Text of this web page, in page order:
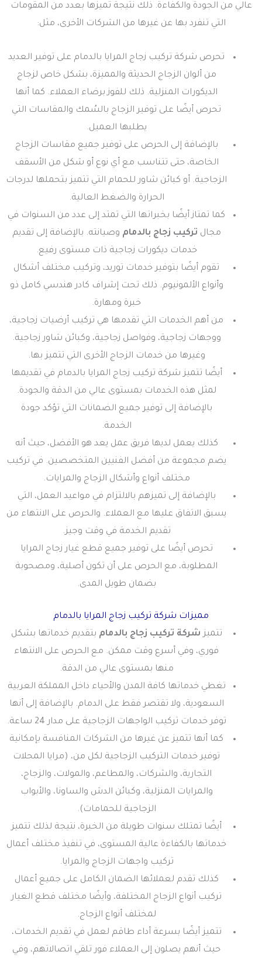
عالي من الجودة والكفاءة. ذلك نتيجة تميزها بعدد من المقومات
التي تنفرد بها عن غيرها من الشركات الأخرى، مثل:
تحرص شركة تركيب زجاج المرايا بالدمام على توفير العديد
من ألوان الزجاج الحديثة والمميزة، بشكل خاص لزجاج
الديكورات المنزلية. ذلك للفوز برضاء العملاء. كما أنها
تحرص أيضًا على توفير الزجاج بالسُمك والمقاسات التي
يطلبها العميل.
بالإضافة إلى الحرص على توفير جميع مقاسات الزجاج
الخاصة، حتى تتناسب مع أي نوع أو شكل من الأسقف
الزجاجية. أو كبائن شاور للحمام التي تتميز بتحملها لدرجات
الحرارة والضغط العالية.
كما تمتاز أيضًا بخبراتها التي تمتد إلى عدد من السنوات في
مجال تركيب زجاج بالدمام وصيانته. بالإضافة إلى تقديم
خدمات ديكورات زجاجية ذات مستوى رفيع.
تقوم أيضًا بتوفير خدمات توريد، وتركيب مختلف أشكال
وأنواع الألمونيوم. ذلك تحت إشراف كادر هندسي كامل ذو
خبرة ومهارة.
من أهم الخدمات التي تقدمها هي تركيب أرضيات زجاجية،
ووجهات زجاجية، وفواصل زجاجية، وكبائن شاور زجاجية.
وغيرها من خدمات الزجاج الأخرى التي تتميز بها.
أيضًا تتميز شركة تركيب زجاج المرايا بالدمام في تقديمها
لمثل هذه الخدمات بمستوى عالي من الدقة والجودة.
بالإضافة إلى توفير جميع الضمانات التي تؤكد جودة
الخدمة.
كذلك يعمل لديها فريق عمل يعد هو الأفضل، حيث أنه
يضم مجموعة من أفضل الفنيين المتخصصين. في تركيب
مختلف أنواع وأشكال الزجاج والمرايات.
بالإضافة إلى تميزهم بالالتزام في مواعيد العمل، التي
يسبق الاتفاق عليها مع العملاء. والحرص على الانتهاء من
تقديم الخدمة في وقت وجيز.
تحرص أيضًا على توفير جميع قطع غيار زجاج المرايا
المطلوبة، مع الحرص على أن تكون أصلية، ومصحوبة
بضمان طويل المدى.
مميزات شركة تركيب زجاج المرايا بالدمام
تتميز شركة تركيب زجاج بالدمام بتقديم خدماتها بشكل
فوري، وفي أسرع وقت ممكن. مع الحرص على الانتهاء
منها بمستوى عالي من الدقة.
تغطي خدماتها كافة المدن والأحياء داخل المملكة العربية
السعودية، ولا تقتصر فقط على الدمام. بالإضافة إلى أنها
توفر خدمات تركيب الواجهات الزجاجية على مدار 24 ساعة.
كما أنها تتميز عن غيرها من الشركات المنافسة بإمكانية
توفير خدمات التركيب الزجاجية لكل من، (مرايا المحلات
التجارية، والشركات، والمطاعم، والمولات، والزجاج،
والمرايات المنزلية، وكبائن الدش والساونا، والأبواب
الزجاجية للحمامات).
أيضًا تمتلك سنوات طويلة من الخبرة، نتيجة لذلك تتميز
خدماتها بالكفاءة عالية المستوى، في تنفيذ مختلف أعمال
تركيب واجهات الزجاج والمرايا.
كذلك تقدم لعملائها الضمان الكامل على جميع أعمال
تركيب أنواع الزجاج المختلفة، وأيضًا مختلف قطع الغيار
لمختلف أنواع الزجاج.
تتميز أيضًا بسرعة أداء طاقم لعمل في تقديم الخدمات،
حيث أنهم يصلون إلى العملاء فور تلقي اتصالاتهم، وفي